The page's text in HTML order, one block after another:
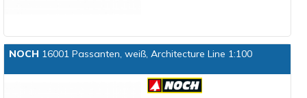
NOCH 16001 Passanten, weiß, Architecture Line 1:100